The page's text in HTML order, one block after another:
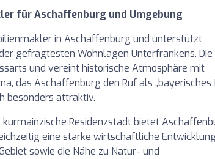
für Aschaffenburg und Umgebung
in Aschaffenburg und unterstützt
gefragtesten Wohnlagen Unterfrankens.
und vereint historische Atmosphäre mit
das Aschaffenburg den Ruf als „bayerisches
besonders attraktiv.
Residenzstadt bietet
eine starke wirtschaftliche
sowie die Nähe zu Natur- und